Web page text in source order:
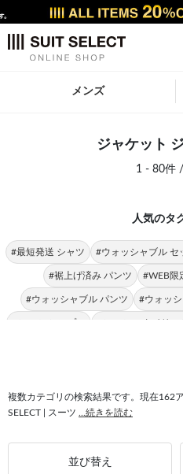
メンズ
ジャケット
1 - 80件
人気のタ
#最短発送 シャツ #ウォッシャブル セ
#裾上げ済み パンツ #WEB限
#ウォッシャブル パンツ #ウォッ
#シャツ シンプル #シャツ スタイリッ
#スーツ
複数カテゴリの検索結果です。現在162
SELECT | スーツ
...続きを読む
並び替え